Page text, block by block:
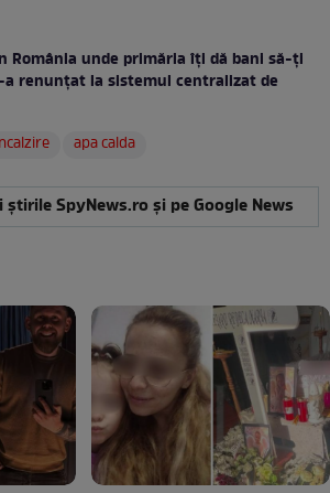
România unde primăria îți dă bani să-ți
renunțat la sistemul centralizat de
apa calda
SpyNews.ro și pe Google News